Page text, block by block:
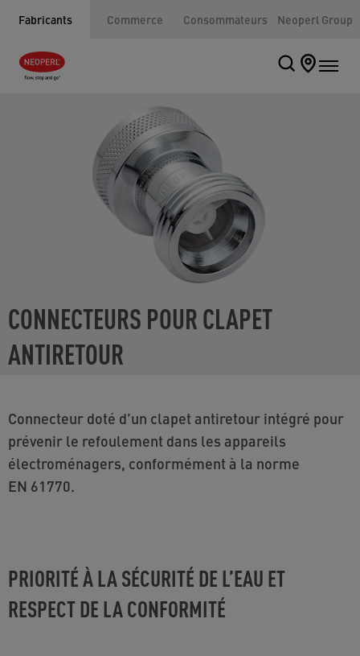
Fabricants Commerce Consommateurs Neoperl Group
CONNECTEURS POUR CLAPET
ANTIRETOUR
Connecteur doté d’un clapet antiretour intégré pour
prévenir le refoulement dans les appareils
électroménagers, conformément à la norme
EN 61770.
PRIORITÉ À LA SÉCURITÉ DE L’EAU ET
RESPECT DE LA CONFORMITÉ